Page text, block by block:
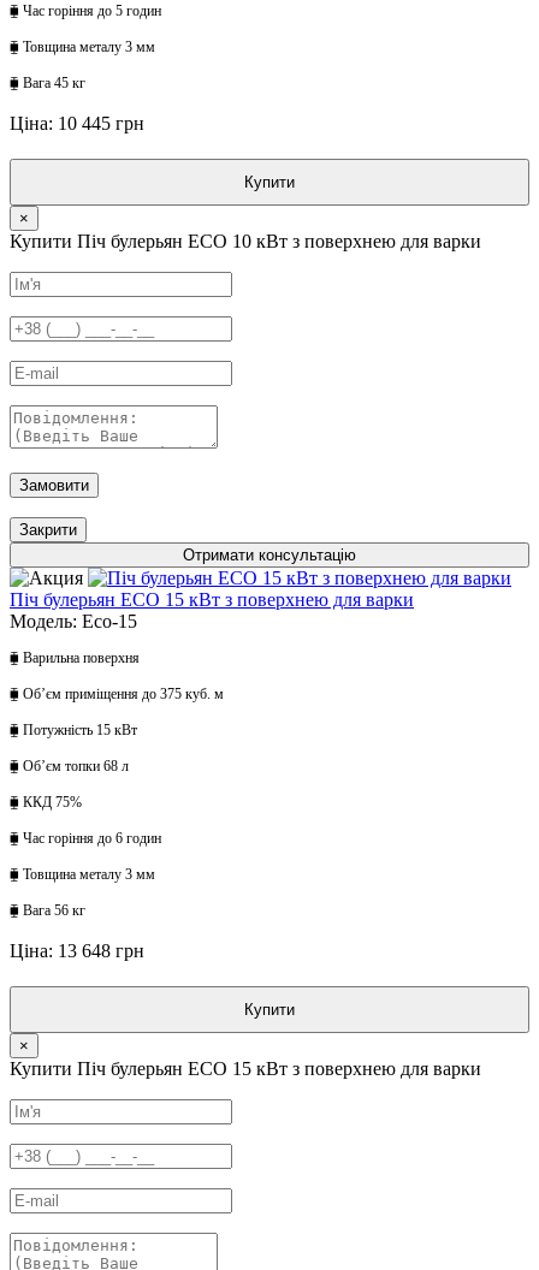
⧯ Час горіння до 5 годин
⧯ Товщина металу 3 мм
⧯ Вага 45 кг
Ціна: 10 445 грн
Купити
×
Купити Піч булерьян ECO 10 кВт з поверхнею для варки
Замовити
Закрити
Отримати консультацію
Піч булерьян ECO 15 кВт з поверхнею для варки
Модель: Eco-15
⧯ Варильна поверхня
⧯ Обʼєм приміщення до 375 куб. м
⧯ Потужність 15 кВт
⧯ Обʼєм топки 68 л
⧯ ККД 75%
⧯ Час горіння до 6 годин
⧯ Товщина металу 3 мм
⧯ Вага 56 кг
Ціна: 13 648 грн
Купити
×
Купити Піч булерьян ECO 15 кВт з поверхнею для варки